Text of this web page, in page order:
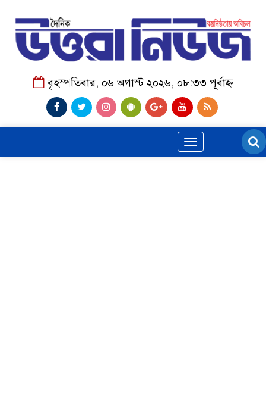
বৃহস্পতিবার, ০৬ অগাস্ট ২০২৬, ০৮:৩৩ পূর্বাহ্ন
Toggle
navigation